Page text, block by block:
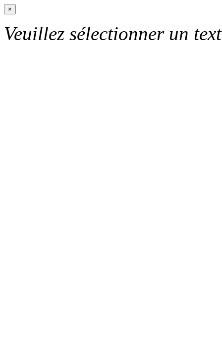
×
Veuillez sélectionner un